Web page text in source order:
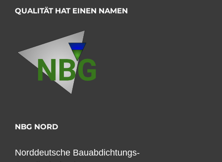
QUALITÄT HAT EINEN NAMEN
NBG NORD
Norddeutsche Bauabdichtungs-